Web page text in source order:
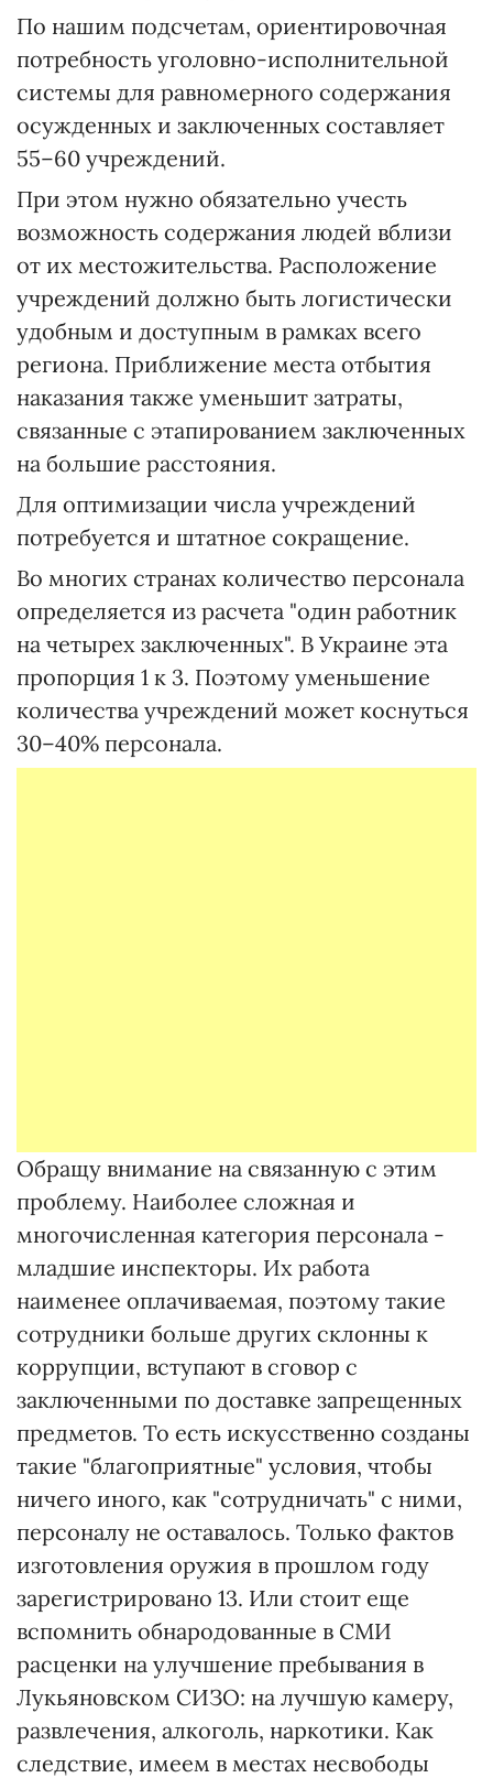
По нашим подсчетам, ориентировочная
потребность уголовно-исполнительной
системы для равномерного содержания
осужденных и заключенных составляет
55–60 учреждений.
При этом нужно обязательно учесть
возможность содержания людей вблизи
от их местожительства. Расположение
учреждений должно быть логистически
удобным и доступным в рамках всего
региона. Приближение места отбытия
наказания также уменьшит затраты,
связанные с этапированием заключенных
на большие расстояния.
Для оптимизации числа учреждений
потребуется и штатное сокращение.
Во многих странах количество персонала
определяется из расчета "один работник
на четырех заключенных". В Украине эта
пропорция 1 к 3. Поэтому уменьшение
количества учреждений может коснуться
30–40% персонала.
Обращу внимание на связанную с этим
проблему. Наиболее сложная и
многочисленная категория персонала -
младшие инспекторы. Их работа
наименее оплачиваемая, поэтому такие
сотрудники больше других склонны к
коррупции, вступают в сговор с
заключенными по доставке запрещенных
предметов. То есть искусственно созданы
такие "благоприятные" условия, чтобы
ничего иного, как "сотрудничать" с ними,
персоналу не оставалось. Только фактов
изготовления оружия в прошлом году
зарегистрировано 13. Или стоит еще
вспомнить обнародованные в СМИ
расценки на улучшение пребывания в
Лукьяновском СИЗО: на лучшую камеру,
развлечения, алкоголь, наркотики. Как
следствие, имеем в местах несвободы